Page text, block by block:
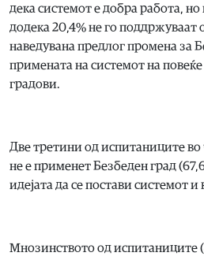
дека системот е добра работа,
додека 20,4% не го поддржуваат
наведувана предлог промена за
примената на системот на
градови.
Две третини од испитаниците
не е применет Безбеден град
идејата да се постави системот
Мнозинството од испитаниците